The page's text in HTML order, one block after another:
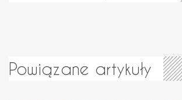
Powiązane artykuły